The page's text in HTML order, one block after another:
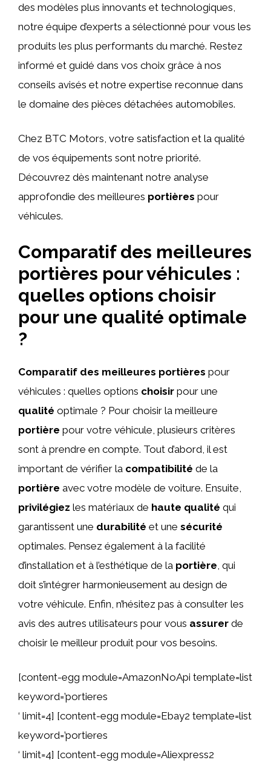
des modèles plus innovants et technologiques,
notre équipe d’experts a sélectionné pour vous les
produits les plus performants du marché. Restez
informé et guidé dans vos choix grâce à nos
conseils avisés et notre expertise reconnue dans
le domaine des pièces détachées automobiles.
Chez BTC Motors, votre satisfaction et la qualité
de vos équipements sont notre priorité.
Découvrez dès maintenant notre analyse
approfondie des meilleures portières pour
véhicules.
Comparatif des meilleures
portières pour véhicules :
quelles options choisir
pour une qualité optimale
?
Comparatif des meilleures portières pour
véhicules : quelles options choisir pour une
qualité optimale ? Pour choisir la meilleure
portière pour votre véhicule, plusieurs critères
sont à prendre en compte. Tout d’abord, il est
important de vérifier la compatibilité de la
portière avec votre modèle de voiture. Ensuite,
privilégiez les matériaux de haute qualité qui
garantissent une durabilité et une sécurité
optimales. Pensez également à la facilité
d’installation et à l’esthétique de la portière , qui
doit s’intégrer harmonieusement au design de
votre véhicule. Enfin, n’hésitez pas à consulter les
avis des autres utilisateurs pour vous assurer de
choisir le meilleur produit pour vos besoins.
[content-egg module=AmazonNoApi template=list
keyword=’portieres
‘ limit=4] [content-egg module=Ebay2 template=list
keyword=’portieres
‘ limit=4] [content-egg module=Aliexpress2